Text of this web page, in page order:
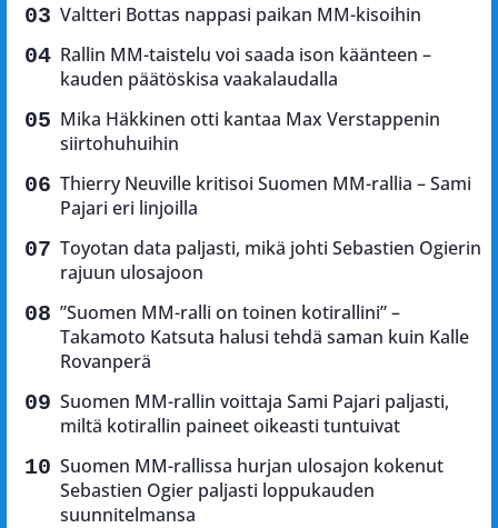
Valtteri Bottas nappasi paikan MM-kisoihin
Rallin MM-taistelu voi saada ison käänteen –
kauden päätöskisa vaakalaudalla
Mika Häkkinen otti kantaa Max Verstappenin
siirtohuhuihin
Thierry Neuville kritisoi Suomen MM-rallia – Sami
Pajari eri linjoilla
Toyotan data paljasti, mikä johti Sebastien Ogierin
rajuun ulosajoon
”Suomen MM-ralli on toinen kotirallini” –
Takamoto Katsuta halusi tehdä saman kuin Kalle
Rovanperä
Suomen MM-rallin voittaja Sami Pajari paljasti,
miltä kotirallin paineet oikeasti tuntuivat
Suomen MM-rallissa hurjan ulosajon kokenut
Sebastien Ogier paljasti loppukauden
suunnitelmansa